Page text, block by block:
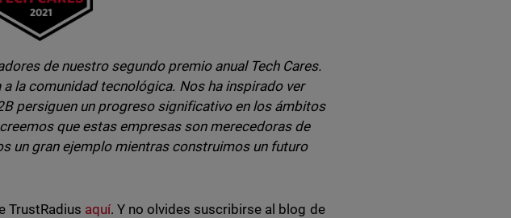
de nuestro segundo premio anual Tech Cares.
la comunidad tecnológica. Nos ha inspirado ver
persiguen un progreso significativo en los ámbitos
que estas empresas son merecedoras de
un gran ejemplo mientras construimos un futuro
TrustRadius aquí. Y no olvides suscribirse al blog de